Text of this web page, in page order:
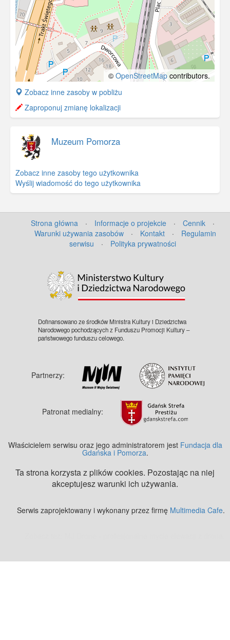
© OpenStreetMap contributors.
+
−
Zobacz inne zasoby w pobliżu
Zaproponuj zmianę lokalizacji
Muzeum Pomorza
Zobacz inne zasoby tego użytkownika
Wyślij wiadomość do tego użytkownika
Strona główna · Informacje o projekcie · Cennik
·
Warunki używania zasobów
· Kontakt ·
Regulamin
serwisu
· Polityka prywatności
Dofinansowano ze środków Ministra Kultury i Dziedzictwa
Narodowego pochodzących z Funduszu Promocji Kultury –
państwowego funduszu celowego.
Partnerzy:
Patronat medialny:
Właścicielem serwisu oraz jego administratorem jest Fundacja dla
Gdańska i Pomorza.
Ta strona korzysta z plików cookies. Pozostając na niej
akceptujesz warunki ich używania.
Serwis zaprojektowany i wykonany przez firmę Multimedia Cafe.